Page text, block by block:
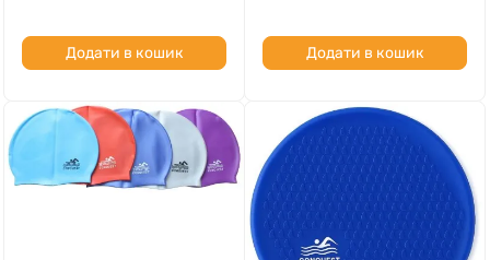
Додати в кошик Додати в кошик